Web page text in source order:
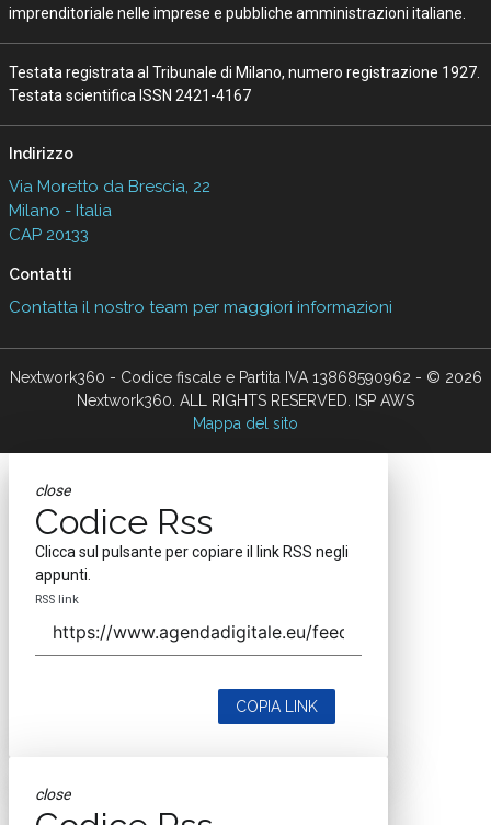
imprenditoriale nelle imprese e pubbliche amministrazioni italiane.
Testata registrata al Tribunale di Milano, numero registrazione 1927.
Testata scientifica ISSN 2421-4167
Indirizzo
Via Moretto da Brescia, 22
Milano - Italia
CAP 20133
Contatti
Contatta il nostro team per maggiori informazioni
Nextwork360 - Codice fiscale e Partita IVA 13868590962 - © 2026
Nextwork360. ALL RIGHTS RESERVED. ISP AWS
Mappa del sito
close
Codice Rss
Clicca sul pulsante per copiare il link RSS negli
appunti.
RSS link
COPIA LINK
close